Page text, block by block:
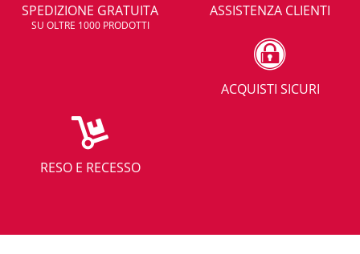
SPEDIZIONE GRATUITA
SU OLTRE 1000 PRODOTTI
ASSISTENZA CLIENTI
ACQUISTI SICURI
RESO E RECESSO